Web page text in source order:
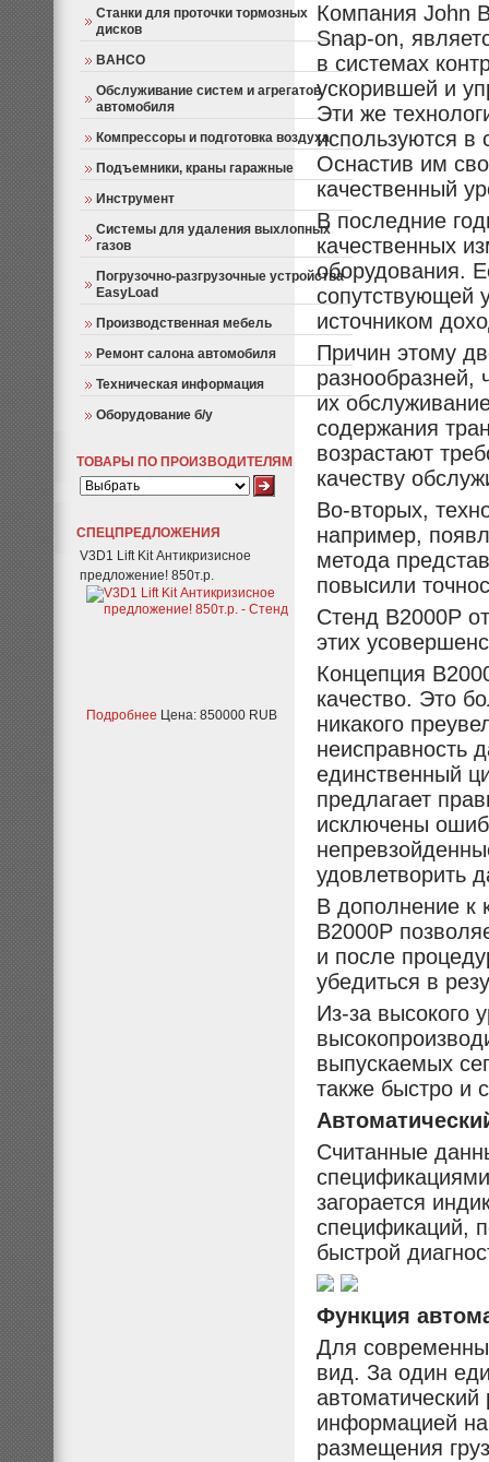
Станки для проточки тормозных
дисков
BAHCO
Обслуживание систем и агрегатов
автомобиля
Компрессоры и подготовка воздуха
Подъемники, краны гаражные
Инструмент
Системы для удаления выхлопных
газов
Погрузочно-разгрузочные устройства
EasyLoad
Производственная мебель
Ремонт салона автомобиля
Техническая информация
Оборудование б/у
ТОВАРЫ ПО ПРОИЗВОДИТЕЛЯМ
СПЕЦПРЕДЛОЖЕНИЯ
V3D1 Lift Kit Антикризисное
предложение! 850т.р.
Подробнее Цена: 850000 RUB
Компания John
Snap-on,
в системах
ускорившей и
Эти же
используются в
Оснастив им
качественный
В последние
качественных
оборудования.
сопутствующей
источником
Причин этому
разнообразней,
их
содержания
возрастают
качеству
Во-вторых,
например,
метода
повысили
Стенд B2000P
этих
Концепция
качество. Это
никакого
неисправность
единственный
предлагает
исключены
удовлетворить
В дополнение к
B2000P
и после
убедиться в
Из-за высокого
выпускаемых
также быстро и
Считанные
загорается
спецификаций,
быстрой
Функция
Для
вид. За один
автоматический
информацией
размещения